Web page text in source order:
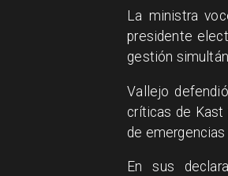
La ministra
presidente
gestión
Vallejo
críticas de Kast
de emergencias
En sus